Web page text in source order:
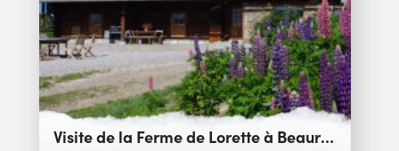
Visite de la Ferme de Lorette à Beauregard